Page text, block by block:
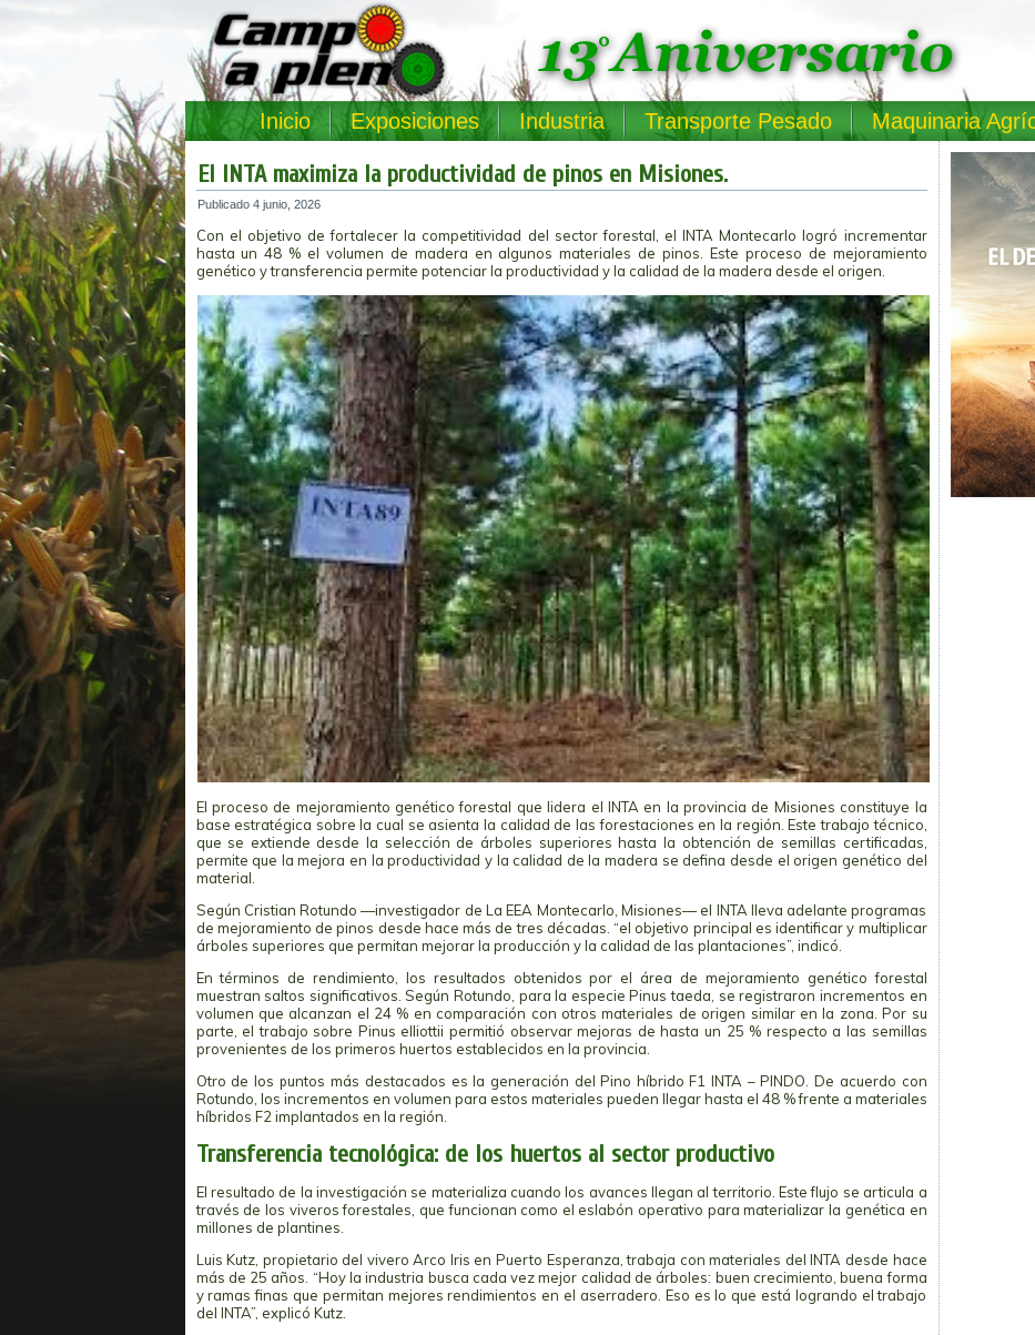
Inicio Exposiciones Industria Transporte Pesado Maquinaria
El INTA maximiza la productividad de pinos en Misiones.
Publicado 4 junio, 2026
Con el objetivo de fortalecer la competitividad del sector forestal, el INTA Montecarlo logró incrementar
hasta un 48 % el volumen de madera en algunos materiales de pinos. Este proceso de mejoramiento
genético y transferencia permite potenciar la productividad y la calidad de la madera desde el origen.
El proceso de mejoramiento genético forestal que lidera el INTA en la provincia de Misiones constituye la
base estratégica sobre la cual se asienta la calidad de las forestaciones en la región. Este trabajo técnico,
que se extiende desde la selección de árboles superiores hasta la obtención de semillas certificadas,
permite que la mejora en la productividad y la calidad de la madera se defina desde el origen genético del
material.
Según Cristian Rotundo —investigador de La EEA Montecarlo, Misiones— el INTA lleva adelante programas
de mejoramiento de pinos desde hace más de tres décadas. “el objetivo principal es identificar y multiplicar
árboles superiores que permitan mejorar la producción y la calidad de las plantaciones”, indicó.
En términos de rendimiento, los resultados obtenidos por el área de mejoramiento genético forestal
muestran saltos significativos. Según Rotundo, para la especie Pinus taeda, se registraron incrementos en
volumen que alcanzan el 24 % en comparación con otros materiales de origen similar en la zona. Por su
parte, el trabajo sobre Pinus elliottii permitió observar mejoras de hasta un 25 % respecto a las semillas
provenientes de los primeros huertos establecidos en la provincia.
Otro de los puntos más destacados es la generación del Pino híbrido F1 INTA – PINDO. De acuerdo con
Rotundo, los incrementos en volumen para estos materiales pueden llegar hasta el 48 % frente a materiales
híbridos F2 implantados en la región.
Transferencia tecnológica: de los huertos al sector productivo
El resultado de la investigación se materializa cuando los avances llegan al territorio. Este flujo se articula a
través de los viveros forestales, que funcionan como el eslabón operativo para materializar la genética en
millones de plantines.
Luis Kutz, propietario del vivero Arco Iris en Puerto Esperanza, trabaja con materiales del INTA desde hace
más de 25 años. “Hoy la industria busca cada vez mejor calidad de árboles: buen crecimiento, buena forma
y ramas finas que permitan mejores rendimientos en el aserradero. Eso es lo que está logrando el trabajo
del INTA”, explicó Kutz.